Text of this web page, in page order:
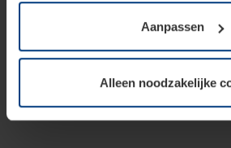
van deze pagina's absoluut vereist
soorten cookies is uw toestemming
toestemming kunt u op elk moment
wijzigen of herroepen.
Aanpassen
Alleen noodzakelijke